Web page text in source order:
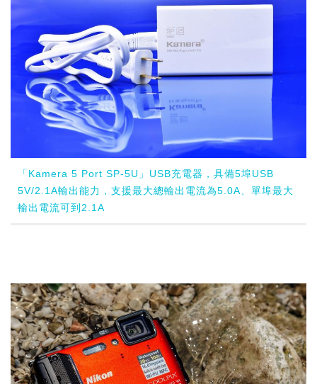
「Kamera 5 Port SP-5U」USB充電器，具備5埠USB
5V/2.1A輸出能力，支援最大總輸出電流為5.0A、單埠最大
輸出電流可到2.1A